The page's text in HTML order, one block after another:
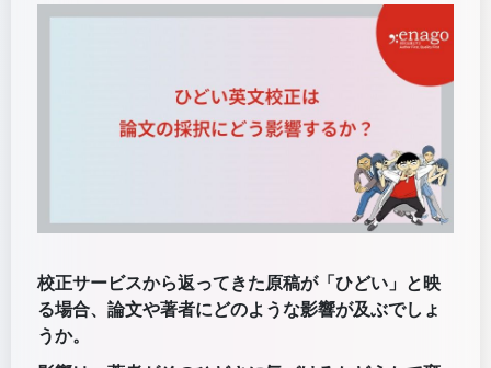
校正サービスから返ってきた原稿が「ひどい」と映
る場合、論文や著者にどのような影響が及ぶでしょ
うか。